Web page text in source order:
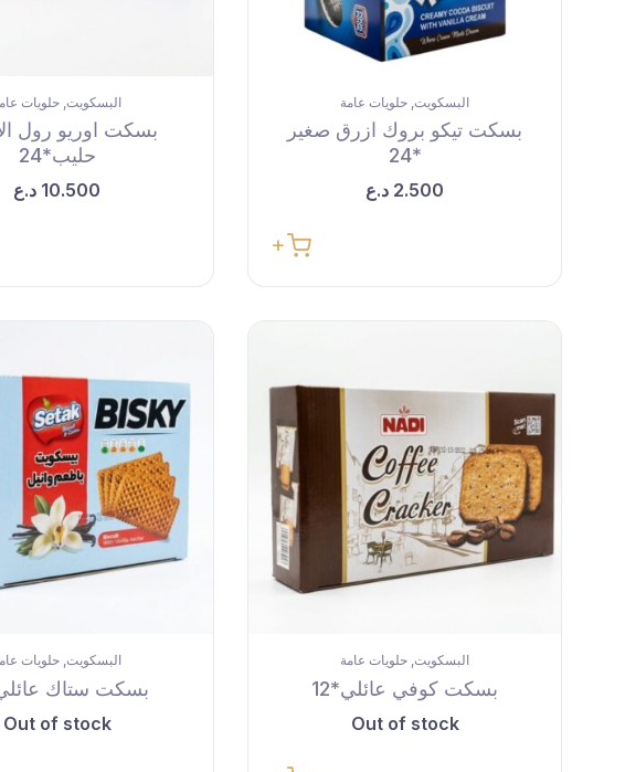
البسكويت, حلويات عامة
بسكت تيكو بروك ازرق صغير
*24
2.500 د.ع
البسكويت, حلويات
بسكت اوريو رول
حليب*24
10.500 د.ع
البسكويت, حلويات عامة
بسكت كوفي عائلي*12
Out of stock
البسكويت, حلويات
بسكت ستاك
Out of stock